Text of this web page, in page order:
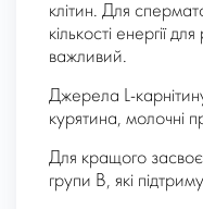
клітин. Для
кількості енергії
важливий.
Джерела L-
курятина, молочні
Для кращого
групи B, які